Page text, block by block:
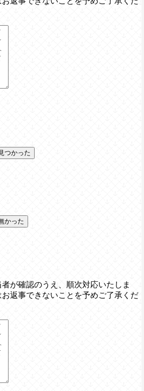
つかった
かった
が確認のうえ、順次対応いたしま
返事できないことを予めご了承くだ